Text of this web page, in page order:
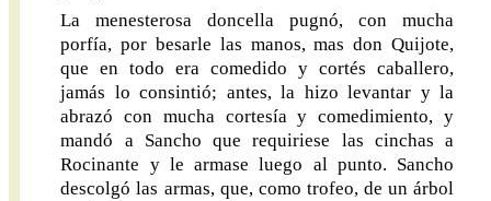
La menesterosa doncella pugnó, con mucha
porfía, por besarle las manos, mas don Quijote,
que en todo era comedido y cortés caballero,
jamás lo consintió; antes, la hizo levantar y la
abrazó con mucha cortesía y comedimiento, y
mandó a Sancho que requiriese las cinchas a
Rocinante y le armase luego al punto. Sancho
descolgó las armas, que, como trofeo, de un árbol